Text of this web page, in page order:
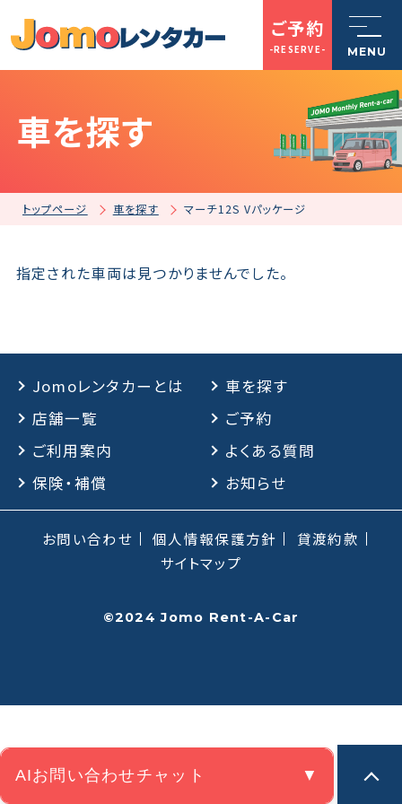
AIお問い合わせチャット ▼
MENU
よくある質問
お問い合わせチャット
トップページ
Jomoレンタカーとは
車を探す
ご利用案内
ご予約
-RESERVE-
車を探す
トップページ 車を探す マーチ12S Vパッケージ
指定された車両は見つかりませんでした。
Jomoレンタカーとは
車を探す
店舗一覧
ご予約
ご利用案内
よくある質問
保険・補償
お知らせ
お問い合わせ 個人情報保護方針
貸渡約款
サイトマップ
©2024 Jomo Rent-A-Car